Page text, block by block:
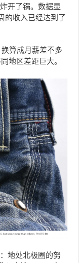
开了锅。数据显
的收入已经达到了
算成月薪差不多
地区差距巨大。
地处北极圈的努